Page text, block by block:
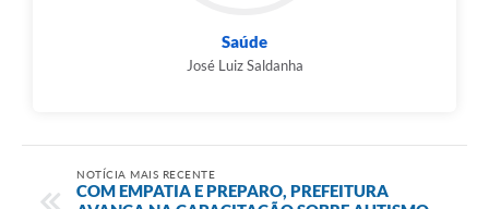
Saúde
José Luiz Saldanha
NOTÍCIA MAIS RECENTE
COM EMPATIA E PREPARO, PREFEITURA